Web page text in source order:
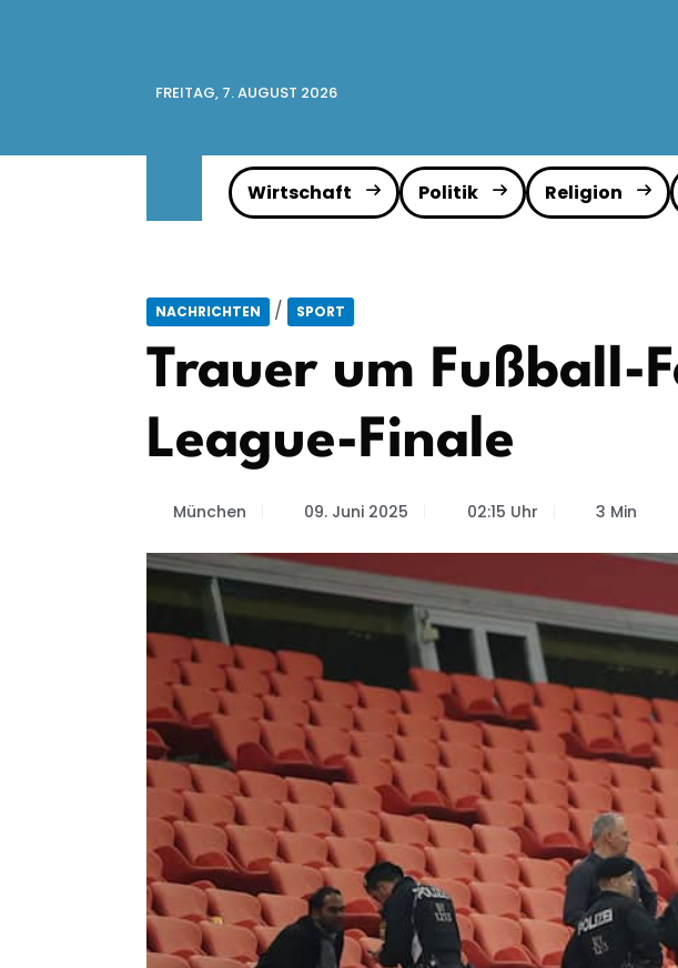
FREITAG, 7. AUGUST 2026
Wirtschaft Politik Religion
NACHRICHTEN / SPORT
Trauer um Fußball-
League-Finale
München 09. Juni 2025 02:15 Uhr 3 Min